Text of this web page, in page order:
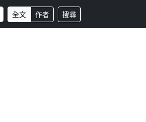
全文 作者 搜尋